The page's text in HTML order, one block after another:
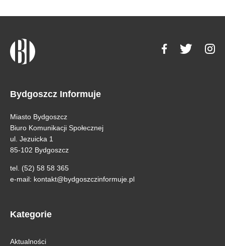
Bydgoszcz Informuje
Miasto Bydgoszcz
Biuro Komunikacji Społecznej
ul. Jezuicka 1
85-102 Bydgoszcz
tel. (52) 58 58 365
e-mail: kontakt@bydgoszczinformuje.pl
Kategorie
Aktualności